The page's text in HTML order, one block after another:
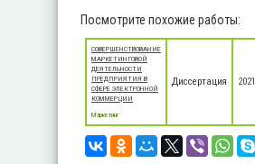
Посмотрите похожие работы:
СОВЕРШЕНСТВОВАНИЕ
МАРКЕТИНГОВОЙ
ДЕЯТЕЛЬНОСТИ
ПРЕДПРИЯТИЯ В
СФЕРЕ ЭЛЕКТРОННОЙ
КОММЕРЦИИ
Маркетинг
Диссертация 2021